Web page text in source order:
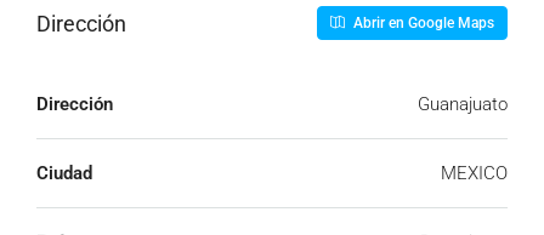
Dirección Abrir en Google Maps
Dirección Guanajuato
Ciudad MEXICO